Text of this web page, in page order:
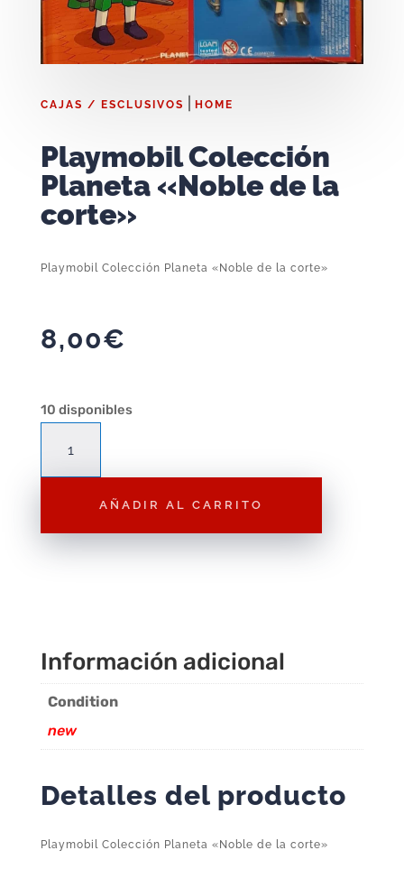
CAJAS / ESCLUSIVOS HOME
Playmobil Colección
Planeta «Noble de la
corte»
Playmobil Colección Planeta «Noble de la corte»
8,00€
10 disponibles
Colección
de
AÑADIR AL CARRITO
Información adicional
Condition
new
Detalles del producto
Playmobil Colección Planeta «Noble de la corte»